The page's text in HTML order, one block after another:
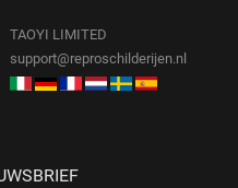
TAOYI LIMITED
support@reproschilderijen.nl